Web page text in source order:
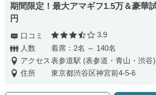
期間限定！最大アマギフ1.5万＆豪華
円
口コミ 口コミ評価
3.9
人数
着席：2名 ～ 140名
アクセス表参道駅 (表参道・青山・渋谷)
住所
東京都渋谷区神宮前4-5-6